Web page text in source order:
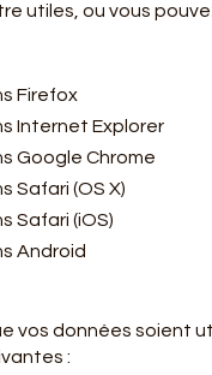
utiles, ou vous
Firefox
Internet Explorer
Google Chrome
Safari (OS X)
Safari (iOS)
Android
vos données soient
: